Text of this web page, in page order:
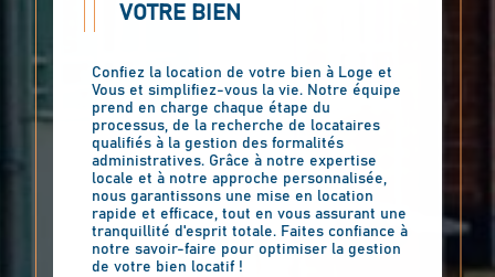
VOTRE BIEN
Confiez la location de votre bien à Loge et
Vous et simplifiez-vous la vie. Notre équipe
prend en charge chaque étape du
processus, de la recherche de locataires
qualifiés à la gestion des formalités
administratives. Grâce à notre expertise
locale et à notre approche personnalisée,
nous garantissons une mise en location
rapide et efficace, tout en vous assurant une
tranquillité d'esprit totale. Faites confiance à
notre savoir-faire pour optimiser la gestion
de votre bien locatif !